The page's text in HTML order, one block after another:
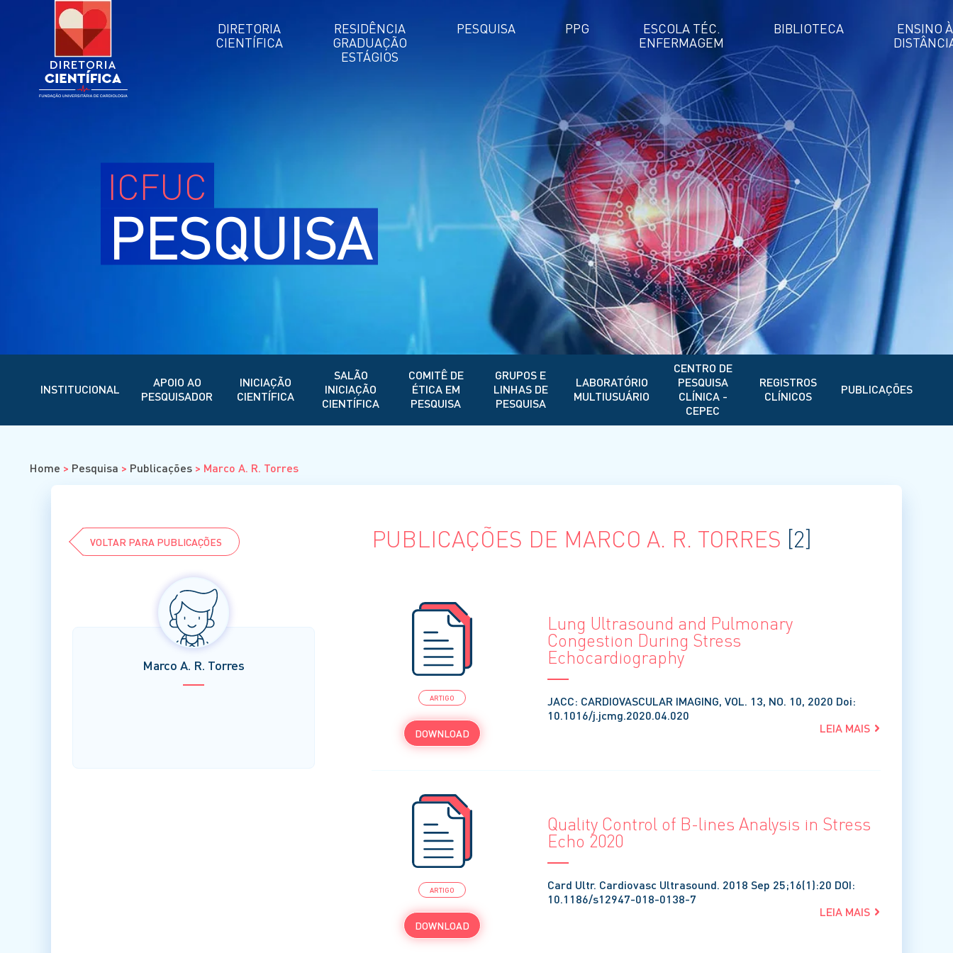
DIRETORIA
CIENTÍFICA
RESIDÊNCIA
GRADUAÇÃO
ESTÁGIOS
PESQUISA PPG
ESCOLA TÉC.
ENFERMAGEM
BIBLIOTECA
ENSINO À
ICFUC
PESQUISA
INSTITUCIONAL
APOIO AO
PESQUISADOR
INICIAÇÃO
CIENTÍFICA
SALÃO
INICIAÇÃO
CIENTÍFICA
COMITÊ DE
ÉTICA EM
PESQUISA
GRUPOS E
LINHAS DE
PESQUISA
LABORATÓRIO
MULTIUSUÁRIO
CENTRO DE
PESQUISA
CLÍNICA -
CEPEC
REGISTROS
CLÍNICOS
PUBLICAÇÕES
Home > Pesquisa > Publicações > Marco A. R. Torres
VOLTAR PARA PUBLICAÇÕES
Marco A. R. Torres
PUBLICAÇÕES DE MARCO A. R. TORRES [2]
ARTIGO
DOWNLOAD
Lung Ultrasound and Pulmonary
Congestion During Stress
Echocardiography
JACC: CARDIOVASCULAR IMAGING, VOL. 13, NO. 10, 2020 Doi:
10.1016/j.jcmg.2020.04.020
LEIA MAIS
ARTIGO
DOWNLOAD
Quality Control of B-lines Analysis in Stress
Echo 2020
Card Ultr. Cardiovasc Ultrasound. 2018 Sep 25;16(1):20 DOI:
10.1186/s12947-018-0138-7
LEIA MAIS